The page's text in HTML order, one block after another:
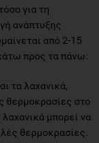
για τη
ανάπτυξης
από 2-15
προς τα πάνω:
τα λαχανικά,
θερμοκρασίες στο
μπορεί να
θερμοκρασίες.